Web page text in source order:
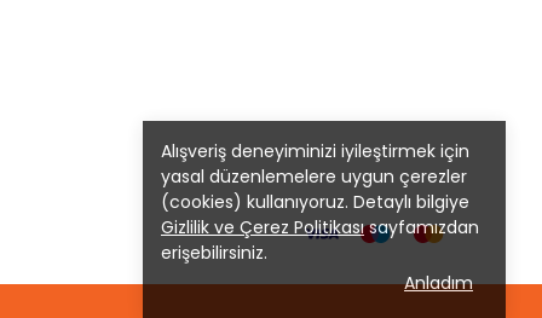
Alışveriş deneyiminizi iyileştirmek için
yasal düzenlemelere uygun çerezler
(cookies) kullanıyoruz. Detaylı bilgiye
Gizlilik ve Çerez Politikasısayfamızdan
erişebilirsiniz.
Anladım